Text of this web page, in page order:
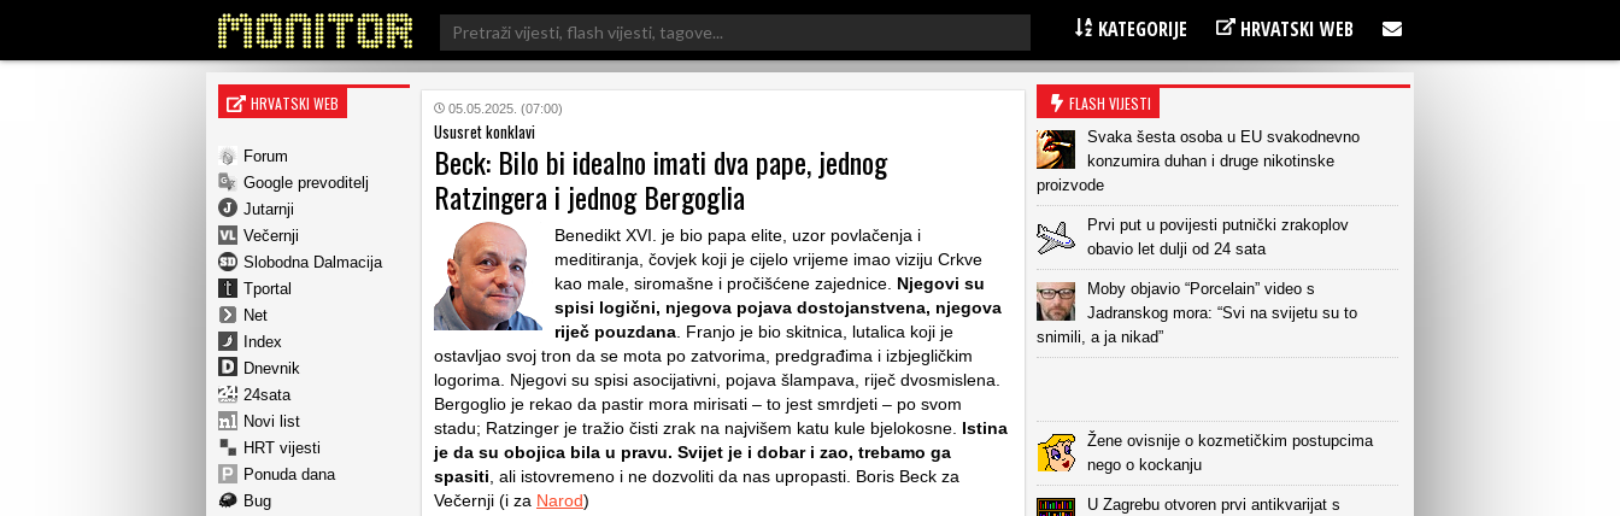
Search
for:
KATEGORIJE HRVATSKI WEB
HRVATSKI WEB
Forum
Google prevoditelj
Jutarnji
Večernji
Slobodna Dalmacija
Tportal
Net
Index
Dnevnik
24sata
Novi list
HRT vijesti
Ponuda dana
Bug
05.05.2025. (07:00)
Ususret konklavi
Beck: Bilo bi idealno imati dva pape, jednog
Ratzingera i jednog Bergoglia
Benedikt XVI. je bio papa elite, uzor povlačenja i
meditiranja, čovjek koji je cijelo vrijeme imao viziju Crkve
kao male, siromašne i pročišćene zajednice. Njegovi su
spisi logični, njegova pojava dostojanstvena, njegova
riječ pouzdana . Franjo je bio skitnica, lutalica koji je
ostavljao svoj tron da se mota po zatvorima, predgrađima i izbjegličkim
logorima. Njegovi su spisi asocijativni, pojava šlampava, riječ dvosmislena.
Bergoglio je rekao da pastir mora mirisati – to jest smrdjeti – po svom
stadu; Ratzinger je tražio čisti zrak na najvišem katu kule bjelokosne. Istina
je da su obojica bila u pravu. Svijet je i dobar i zao, trebamo ga
spasiti , ali istovremeno i ne dozvoliti da nas upropasti. Boris Beck za
Večernji (i za Narod)
FLASH VIJESTI
Svaka šesta osoba u EU svakodnevno
konzumira duhan i druge nikotinske
proizvode
Prvi put u povijesti putnički zrakoplov
obavio let dulji od 24 sata
Moby objavio “Porcelain” video s
Jadranskog mora: “Svi na svijetu su to
snimili, a ja nikad”
Žene ovisnije o kozmetičkim postupcima
nego o kockanju
U Zagrebu otvoren prvi antikvarijat s